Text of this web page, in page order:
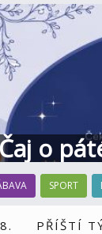
o
SPORT
PŘÍŠTÍ